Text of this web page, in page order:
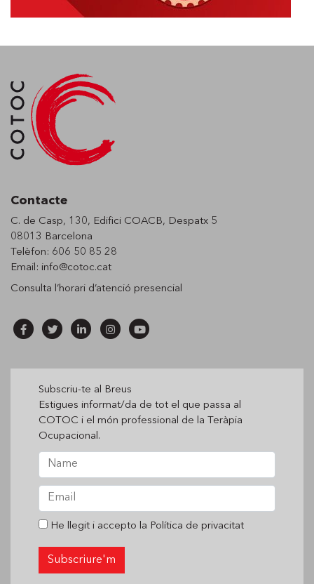
Contacte
C. de Casp, 130, Edifici COACB, Despatx 5
08013 Barcelona
Telèfon: 606 50 85 28
Email: info@cotoc.cat
Consulta l’horari d’atenció presencial
Subscriu-te al Breus
Estigues informat/da de tot el que passa al
COTOC i el món professional de la Teràpia
Ocupacional.
He llegit i accepto la Política de privacitat